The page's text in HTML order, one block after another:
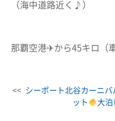
（海中道路近く♪）
那覇空港✈から45キロ（
<< シーポート北谷カーニバ
ット
大泊